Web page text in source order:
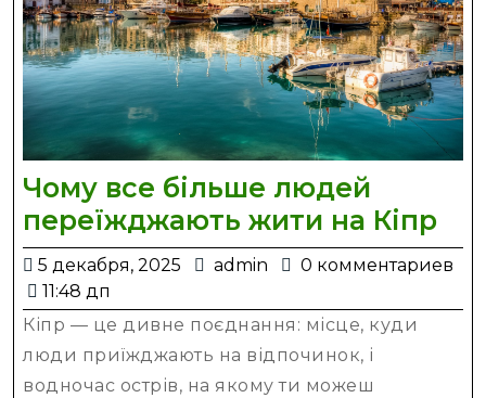
Чому все більше людей
переїжджають жити на Кіпр
все
5 декабря, 2025
5
2025
admin admin
0 комментариев
11:48 дп
Кіпр — це дивне поєднання: місце, куди
люди приїжджають на відпочинок, і
водночас острів, на якому ти можеш